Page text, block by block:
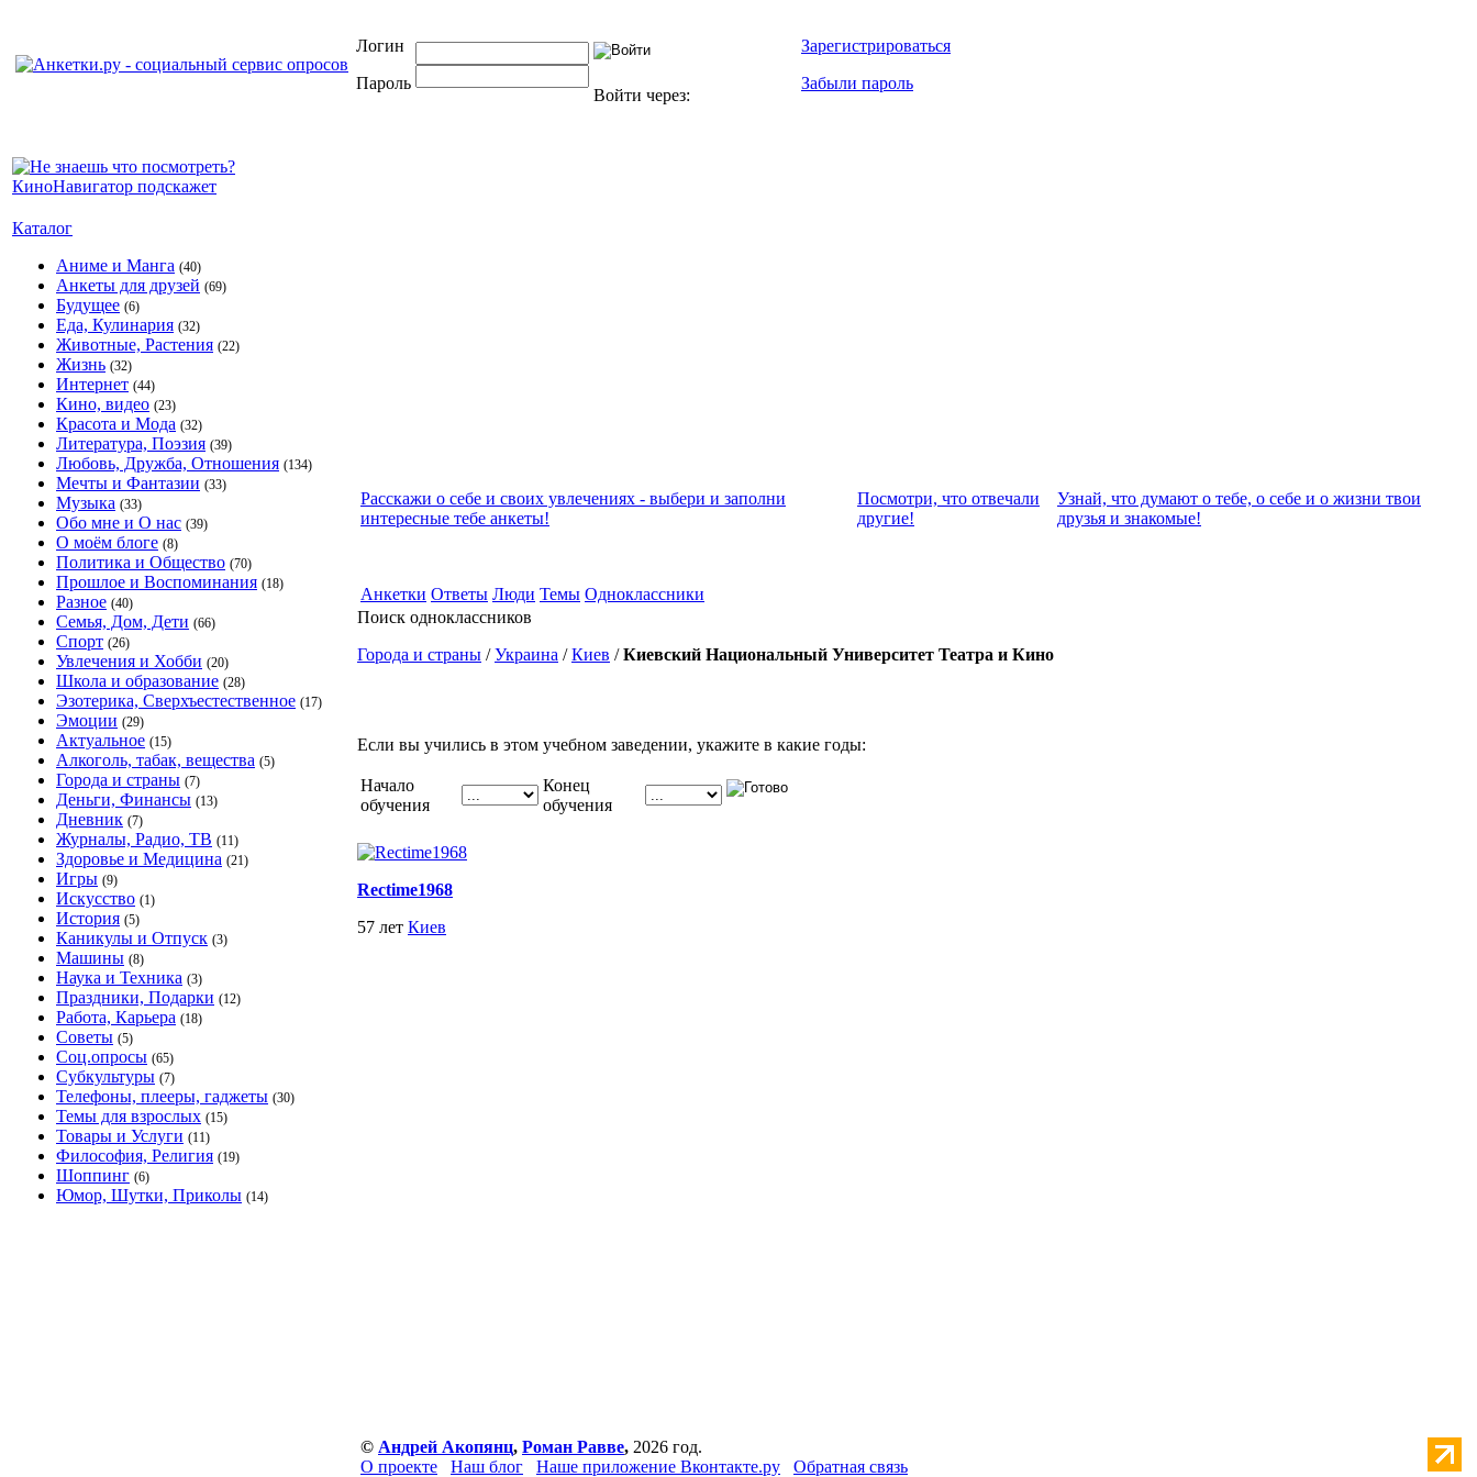
Логин
Пароль
Войти через:
Зарегистрироваться
Забыли пароль
Каталог
Аниме и Манга (40)
Анкеты для друзей (69)
Будущее (6)
Еда, Кулинария (32)
Животные, Растения (22)
Жизнь (32)
Интернет (44)
Кино, видео (23)
Красота и Мода (32)
Литература, Поэзия (39)
Любовь, Дружба, Отношения (134)
Мечты и Фантазии (33)
Музыка (33)
Обо мне и О нас (39)
О моём блоге (8)
Политика и Общество (70)
Прошлое и Воспоминания (18)
Разное (40)
Семья, Дом, Дети (66)
Спорт (26)
Увлечения и Хобби (20)
Школа и образование (28)
Эзотерика, Сверхъестественное (17)
Эмоции (29)
Актуальное (15)
Алкоголь, табак, вещества (5)
Города и страны (7)
Деньги, Финансы (13)
Дневник (7)
Журналы, Радио, ТВ (11)
Здоровье и Медицина (21)
Игры (9)
Искусство (1)
История (5)
Каникулы и Отпуск (3)
Машины (8)
Наука и Техника (3)
Праздники, Подарки (12)
Работа, Карьера (18)
Советы (5)
Соц.опросы (65)
Субкультуры (7)
Телефоны, плееры, гаджеты (30)
Темы для взрослых (15)
Товары и Услуги (11)
Философия, Религия (19)
Шоппинг (6)
Юмор, Шутки, Приколы (14)
Расскажи о себе и своих увлечениях - выбери и заполни
интересные тебе анкеты!
Посмотри, что отвeчали
другие!
Узнай, что думают о тебе, о себе и о жизни твои
друзья и знакомые!
Анкетки Ответы Люди Темы Одноклассники
Поиск одноклассников
Города и страны /Украина /Киев /Киевский Национальный Университет Театра и Кино
Если вы учились в этом учебном заведении, укажите в какие годы:
Начало
обучения
Конец
обучения
Rectime1968
57 лет Киев
© Андрей Акопянц, Роман Равве, 2026 год.
О проекте
Наш блог Наше приложение Вконтакте.ру Обратная связь